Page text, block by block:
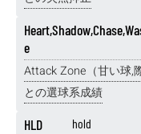
e
Attack Zone（甘い球,
との選球系成績
HLD hold